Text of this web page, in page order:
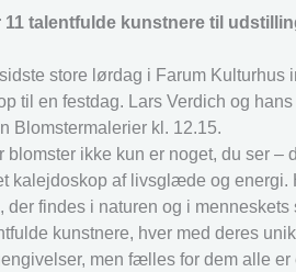
talentfulde kunstnere til
store lørdag i Farum Kulturhus
til en festdag. Lars Verdich og
Blomstermalerier kl. 12.15.
ikke kun er noget, du ser
kalejdoskop af livsglæde og
der findes i naturen og i
kunstnere, hver med deres
men fælles for dem alle